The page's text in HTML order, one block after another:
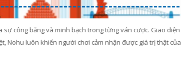
công bằng và minh bạch trong từng ván cược. Giao diện
Nohu luôn khiến người chơi cảm nhận được giá trị thật của